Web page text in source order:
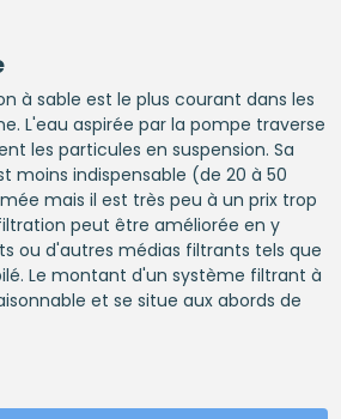
à sable est le plus courant dans les
L'eau aspirée par la pompe traverse
les particules en suspension. Sa
moins indispensable (de 20 à 50
mais il est très peu à un prix trop
peut être améliorée en y
ou d'autres médias filtrants tels que
Le montant d'un système filtrant à
et se situe aux abords de